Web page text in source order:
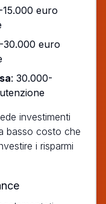
15.000 euro
30.000 euro
: 30.000-
investimenti
basso costo che
i risparmi